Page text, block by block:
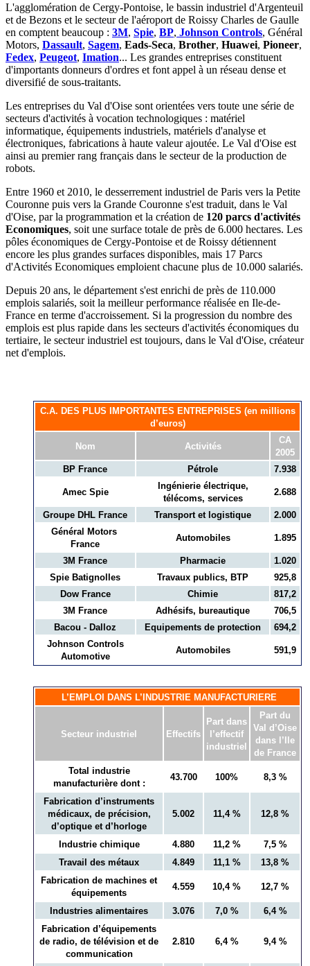
L'agglomération de Cergy-Pontoise, le bassin industriel d'Argenteuil
et de Bezons et le secteur de l'aéroport de Roissy Charles de Gaulle
en comptent beaucoup : 3M, Spie, BP, Johnson Controls, Général
Motors, Dassault, Sagem, Eads-Seca, Brother, Huawei, Pioneer,
Fedex, Peugeot, Imation... Les grandes entreprises constituent
d'importants donneurs d'ordres et font appel à un réseau dense et
diversifié de sous-traitants.
Les entreprises du Val d'Oise sont orientées vers toute une série de
secteurs d'activités à vocation technologiques : matériel
informatique, équipements industriels, matériels d'analyse et
électroniques, fabrications à haute valeur ajoutée. Le Val d'Oise est
ainsi au premier rang français dans le secteur de la production de
robots.
Entre 1960 et 2010, le desserrement industriel de Paris vers la Petite
Couronne puis vers la Grande Couronne s'est traduit, dans le Val
d'Oise, par la programmation et la création de 120 parcs d'activités
Economiques, soit une surface totale de près de 6.000 hectares. Les
pôles économiques de Cergy-Pontoise et de Roissy détiennent
encore les plus grandes surfaces disponibles, mais 17 Parcs
d'Activités Economiques emploient chacune plus de 10.000 salariés.
Depuis 20 ans, le département s'est enrichi de près de 110.000
emplois salariés, soit la meilleur performance réalisée en Ile-de-
France en terme d'accroissement. Si la progression du nombre des
emplois est plus rapide dans les secteurs d'activités économiques du
tertiaire, le secteur industriel est toujours, dans le Val d'Oise, créateur
net d'emplois.
C.A. DES PLUS IMPORTANTES ENTREPRISES (en millions
d’euros)
Nom Activités
CA
2005
BP France
Pétrole 7.938
Amec Spie
Ingénierie électrique,
télécoms, services
2.688
Groupe DHL France Transport et logistique
2.000
Général Motors
France
Automobiles 1.895
3M France Pharmacie
1.020
Spie Batignolles
Travaux publics, BTP
925,8
Dow France
Chimie
817,2
3M France
Adhésifs, bureautique
706,5
Bacou - Dalloz
Equipements de protection
694,2
Johnson Controls
Automotive
Automobiles 591,9
L’EMPLOI DANS L’INDUSTRIE MANUFACTURIERE
Secteur industriel Effectifs
Part dans
l’effectif
industriel
Part du
Val d’Oise
dans l’Ile
de France
Total industrie
manufacturière dont :
43.700 100% 8,3 %
Fabrication d’instruments
médicaux, de précision,
d’optique et d’horloge
5.002 11,4 % 12,8 %
Industrie chimique 4.880 11,2 %
7,5 %
Travail des métaux
4.849 11,1 %
13,8 %
Fabrication de machines et
équipements
4.559 10,4 % 12,7 %
Industries alimentaires 3.076 7,0 %
6,4 %
Fabrication d’équipements
de radio, de télévision et de
communication
2.810 6,4 % 9,4 %